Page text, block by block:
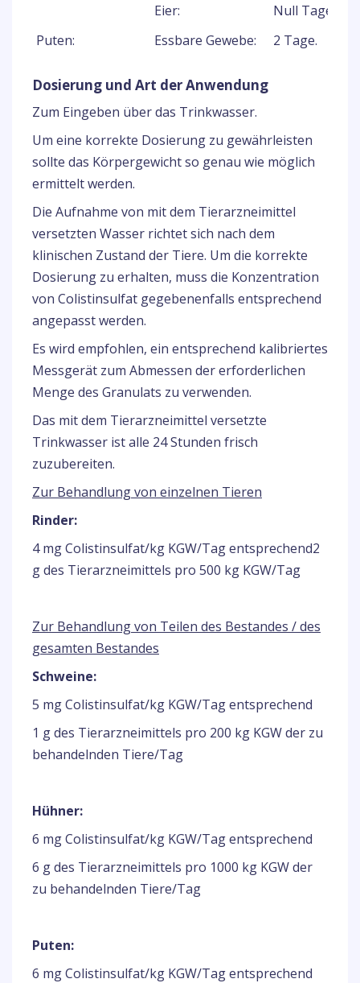
Eier:
Null Tage.
Puten:
Essbare Gewebe: 2 Tage.
Dosierung und Art der Anwendung
Zum Eingeben über das Trinkwasser.
Um eine korrekte Dosierung zu gewährleisten
sollte das Körpergewicht so genau wie möglich
ermittelt werden.
Die Aufnahme von mit dem Tierarzneimittel
versetzten Wasser richtet sich nach dem
klinischen Zustand der Tiere. Um die korrekte
Dosierung zu erhalten, muss die Konzentration
von Colistinsulfat gegebenenfalls entsprechend
angepasst werden.
Es wird empfohlen, ein entsprechend kalibriertes
Messgerät zum Abmessen der erforderlichen
Menge des Granulats zu verwenden.
Das mit dem Tierarzneimittel versetzte
Trinkwasser ist alle 24 Stunden frisch
zuzubereiten.
Zur Behandlung von einzelnen Tieren
Rinder:
4 mg Colistinsulfat/kg KGW/Tag entsprechend2
g des Tierarzneimittels pro 500 kg KGW/Tag
Zur Behandlung von Teilen des Bestandes / des
gesamten Bestandes
Schweine:
5 mg Colistinsulfat/kg KGW/Tag entsprechend
1 g des Tierarzneimittels pro 200 kg KGW der zu
behandelnden Tiere/Tag
Hühner:
6 mg Colistinsulfat/kg KGW/Tag entsprechend
6 g des Tierarzneimittels pro 1000 kg KGW der
zu behandelnden Tiere/Tag
Puten:
6 mg Colistinsulfat/kg KGW/Tag entsprechend